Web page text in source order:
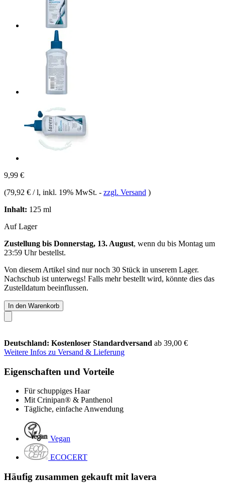
9,99 €
(79,92 € / l, inkl. 19% MwSt. - zzgl. Versand )
Inhalt: 125 ml
Auf Lager
Zustellung bis Donnerstag, 13. August, wenn du bis Montag um
23:59 Uhrbestellst.
Von diesem Artikel sind nur noch 30 Stück in unserem Lager.
Nachschub ist unterwegs! Falls mehr bestellt wird, könnte dies das
Zustelldatum beeinflussen.
In den Warenkorb
Deutschland: Kostenloser Standardversand ab 39,00 €
Weitere Infos zu Versand & Lieferung
Eigenschaften und Vorteile
Für schuppiges Haar
Mit Crinipan® & Panthenol
Tägliche, einfache Anwendung
Vegan
ECOCERT
Häufig zusammen gekauft mit lavera